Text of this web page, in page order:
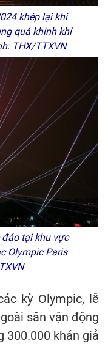
khép lại khi
quả khinh khí
THX/TTXVN
tại khu vực
Olympic Paris
kỳ Olympic, lễ
sân vận động
300.000 khán giả